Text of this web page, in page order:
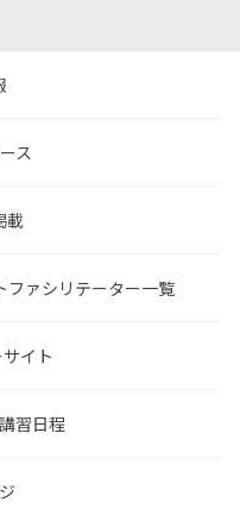
ス
載
ファシリテーター一覧
イト
習日程